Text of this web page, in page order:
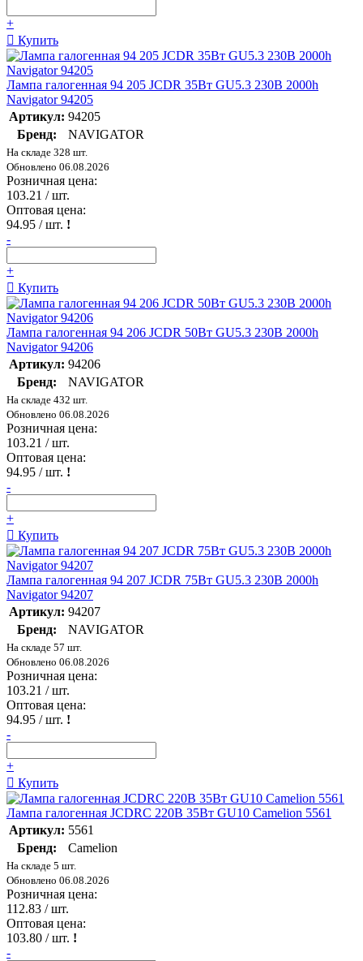
+
Купить
Лампа галогенная 94 205 JCDR 35Вт GU5.3 230В 2000h
Navigator 94205
Артикул: 94205
Бренд:
NAVIGATOR
На складе 328 шт.
Обновлено 06.08.2026
Розничная цена:
103.21 / шт.
Оптовая цена:
94.95 / шт. !
-
+
Купить
Лампа галогенная 94 206 JCDR 50Вт GU5.3 230В 2000h
Navigator 94206
Артикул: 94206
Бренд:
NAVIGATOR
На складе 432 шт.
Обновлено 06.08.2026
Розничная цена:
103.21 / шт.
Оптовая цена:
94.95 / шт. !
-
+
Купить
Лампа галогенная 94 207 JCDR 75Вт GU5.3 230В 2000h
Navigator 94207
Артикул: 94207
Бренд:
NAVIGATOR
На складе 57 шт.
Обновлено 06.08.2026
Розничная цена:
103.21 / шт.
Оптовая цена:
94.95 / шт. !
-
+
Купить
Лампа галогенная JCDRC 220В 35Вт GU10 Camelion 5561
Артикул: 5561
Бренд:
Camelion
На складе 5 шт.
Обновлено 06.08.2026
Розничная цена:
112.83 / шт.
Оптовая цена:
103.80 / шт. !
-